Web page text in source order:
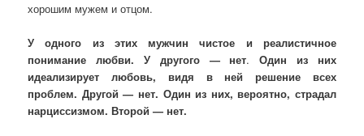
хорошим мужем и отцом.
У одного из этих мужчин чистое и реалистичное
понимание любви. У другого — нет.Один из них
идеализирует любовь, видя в ней решение всех
проблем. Другой — нет. Один из них, вероятно, страдал
нарциссизмом. Второй — нет.